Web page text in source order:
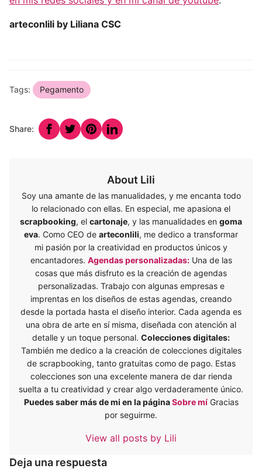
arteconlili by Liliana CSC
Tags: Pegamento
Share:
About Lili
Soy una amante de las manualidades, y me encanta todo
lo relacionado con ellas. En especial, me apasiona el
scrapbooking, el cartonaje, y las manualidades en goma
eva. Como CEO de arteconlili, me dedico a transformar
mi pasión por la creatividad en productos únicos y
encantadores. Agendas personalizadas:Una de las
cosas que más disfruto es la creación de agendas
personalizadas. Trabajo con algunas empresas e
imprentas en los diseños de estas agendas, creando
desde la portada hasta el diseño interior. Cada agenda es
una obra de arte en sí misma, diseñada con atención al
detalle y un toque personal. Colecciones digitales:
También me dedico a la creación de colecciones digitales
de scrapbooking, tanto gratuitas como de pago. Estas
colecciones son una excelente manera de dar rienda
suelta a tu creatividad y crear algo verdaderamente único.
Puedes saber más de mi en la páginaSobre míGracias
por seguirme.
View all posts by Lili
Deja una respuesta